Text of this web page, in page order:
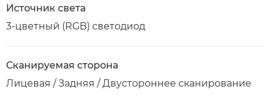
Источник света
3-цветный (RGB) светодиод
Сканируемая сторона
Лицевая / Задняя / Двустороннее сканирование